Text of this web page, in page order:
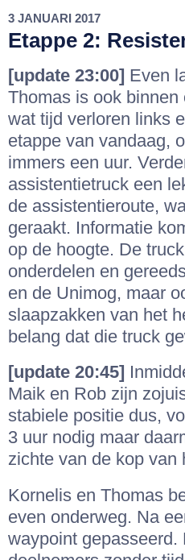
3 JANUARI 2017
Etappe 2:
[update 23:00] Even
Thomas is ook
wat tijd verloren links
etappe van vandaag,
immers een uur.
assistentietruck een
de assistentieroute,
geraakt. Informatie
op de hoogte. De
onderdelen en
en de Unimog, maar
slaapzakken van het
belang dat die truck
[update 20:45]
Maik en Rob zijn
stabiele positie dus,
3 uur nodig maar
zichte van de kop van
Kornelis en Thomas
even onderweg. Na
waypoint